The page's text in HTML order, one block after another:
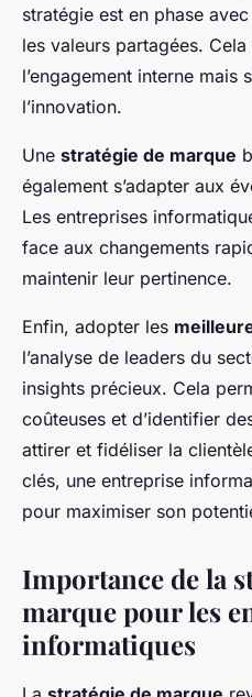
stratégie est en phase
les valeurs partagées.
l’engagement interne mais
l’innovation.
Une stratégie de marque
également s’adapter aux
Les entreprises
face aux changements
maintenir leur pertinence.
Enfin, adopter les
l’analyse de leaders du
insights précieux. Cela
coûteuses et d’identifier
attirer et fidéliser la
clés, une entreprise
pour maximiser son
Importance de la
marque pour les
informatiques